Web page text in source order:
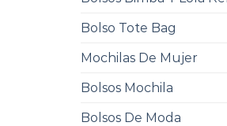
Bolso Tote Bag
Mochilas De Mujer
Bolsos Mochila
Bolsos De Moda